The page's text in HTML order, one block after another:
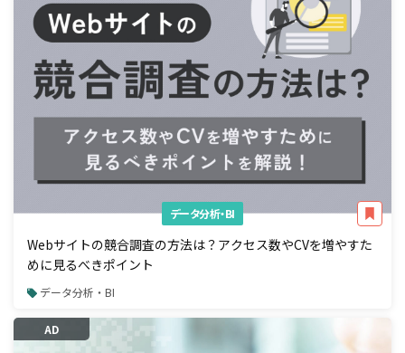
データ分析・BI
Webサイトの競合調査の方法は？アクセス数やCVを増やすた
めに見るべきポイント
データ分析・BI
AD